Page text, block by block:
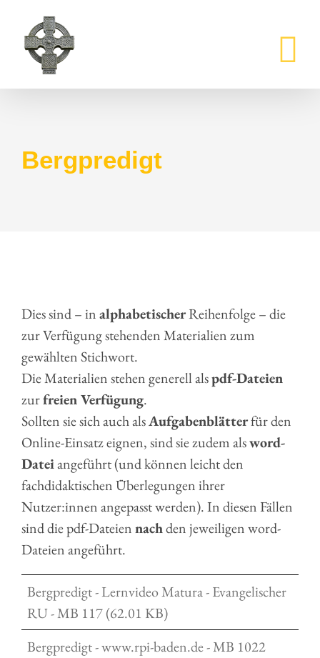
Inhalt
springen
Bergpredigt
Dies sind – inalphabetischerReihenfolge – die
zur Verfügung stehenden Materialien zum
gewählten Stichwort.
Die Materialien stehen generell alspdf-Dateien
zurfreien Verfügung.
Sollten sie sich auch alsAufgabenblätterfür den
Online-Einsatz eignen, sind sie zudem alsword-
Dateiangeführt (und können leicht den
fachdidaktischen Überlegungen ihrer
Nutzer:innen angepasst werden). In diesen Fällen
sind die pdf-Dateiennachden jeweiligen word-
Dateien angeführt.
Bergpredigt - Lernvideo Matura - Evangelischer
RU - MB 117 (62.01 KB)
Bergpredigt - www.rpi-baden.de - MB 1022